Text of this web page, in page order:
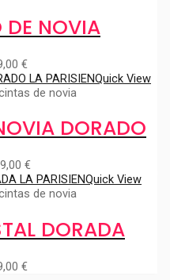
NOVIA
€
Quick View
de novia
DORADO
€
Quick View
de novia
DORADA
€